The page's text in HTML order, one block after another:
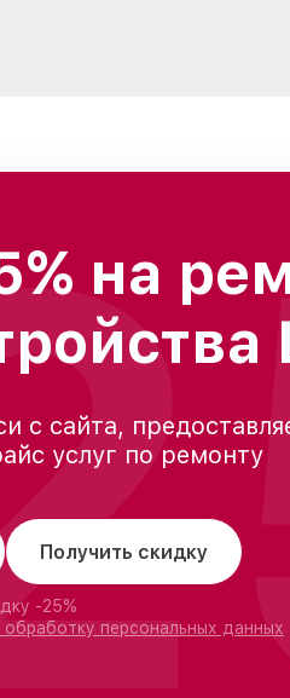
на
с сайта,
услуг по ремонту
Получить скидку
-25%
обработку персональных данных